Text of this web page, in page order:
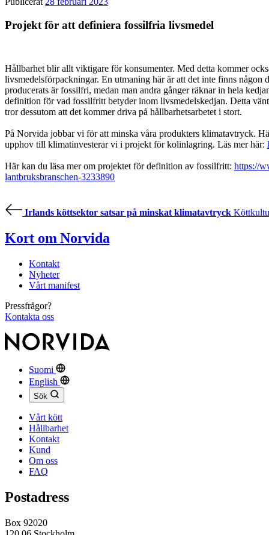
Projekt för att definiera fossilfria livsmedel
Hållbarhet blir allt viktigare för konsumenter. Med detta kommer
livsmedelsförpackningar. En utmaning här är att det inte finns
producerats är fossilfri, medan man andra gånger räknar in hela
definition för vad fossilfritt betyder inom livsmedelskedjan. Detta
tror dessutom att det kommer driva på hållbarhetsarbetet i stort.
På Norvida jobbar vi för att minska våra produkters klimatavtryck.
upphov till klimatinvesterar vi i projekt för kolinlagring. Läs mer här:
Här kan du läsa mer om projektet för definition av fossilfritt: https://
lantbruksbranschen-3233890
Irlands köttsektor satsar på minskat klimatavtryck
Kort om Norvida
Kontakt
Nyheter
Vårt manifest
Pressfrågor?
Kontakta oss
Suomi
English
Sök
Vårt kött
Hållbarhet
Kontakt
Kund
Om oss
FAQ
Postadress
Box 92020
med dig av dina
intressen och ditt
chansen att få se
personligt
anpassat innehåll
och erbjudanden.